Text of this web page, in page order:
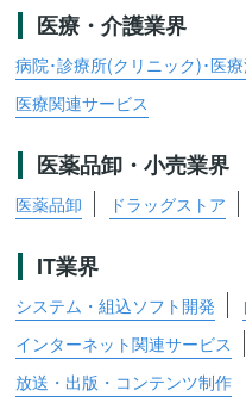
医療・介護業界
病院･診療所(クリニック)･医療
医療関連サービス
医薬品卸・小売業界
医薬品卸 ドラッグストア
IT業界
システム・組込ソフト開発
インターネット関連サービス
放送・出版・コンテンツ制作